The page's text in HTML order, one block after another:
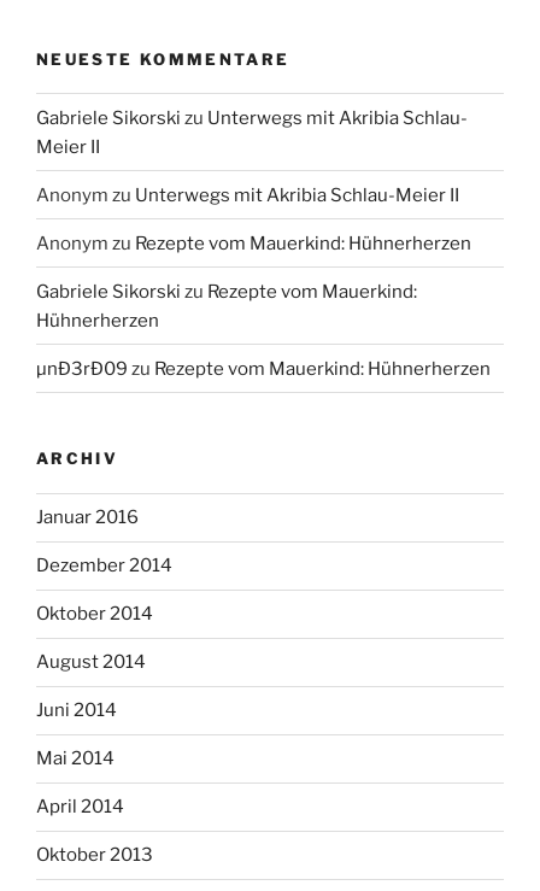
NEUESTE KOMMENTARE
Gabriele Sikorski zu Unterwegs mit Akribia Schlau-
Meier II
Anonym zu Unterwegs mit Akribia Schlau-Meier II
Anonym zu Rezepte vom Mauerkind: Hühnerherzen
Gabriele Sikorski zu Rezepte vom Mauerkind:
Hühnerherzen
µnÐ3rÐ09 zu Rezepte vom Mauerkind: Hühnerherzen
ARCHIV
Januar 2016
Dezember 2014
Oktober 2014
August 2014
Juni 2014
Mai 2014
April 2014
Oktober 2013